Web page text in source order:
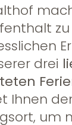
drei
Ihnen
um